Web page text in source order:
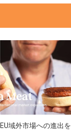
EU域外市場への進出を